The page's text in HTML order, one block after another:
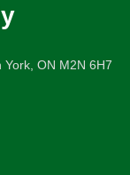
ON M2N 6H7